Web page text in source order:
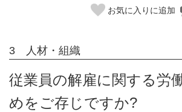
お気に入りに追加
3 人材・組織
従業員の解雇に関する労
めをご存じですか?